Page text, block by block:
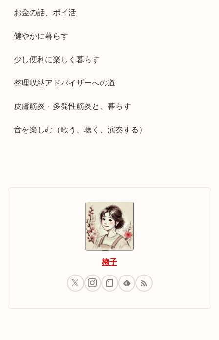
お金の話、ポイ活
健やかに暮らす
少し便利に楽しく暮らす
整理収納アドバイザーへの道
皮膚筋炎・多発性筋炎と、暮らす
音を楽しむ（歌う、聴く、演奏する）
梅子